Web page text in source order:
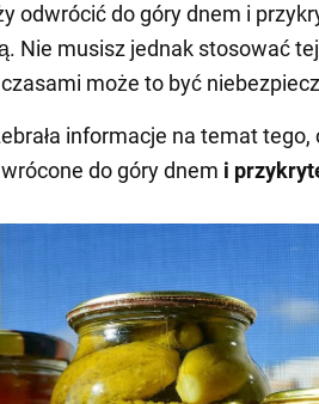
odwrócić do góry dnem i
Nie musisz jednak stosować
może to być
informacje na temat
do góry dnem i